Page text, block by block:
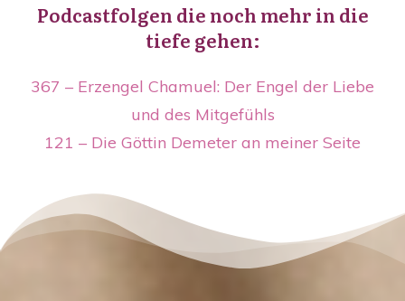
Podcastfolgen die noch mehr in die
tiefe gehen:
367 – Erzengel Chamuel: Der Engel der Liebe
und des Mitgefühls
121 – Die Göttin Demeter an meiner Seite